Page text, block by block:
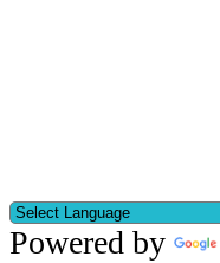
Powered by